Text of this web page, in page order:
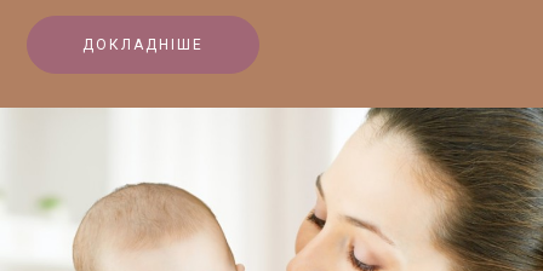
ДОКЛАДНІШЕ